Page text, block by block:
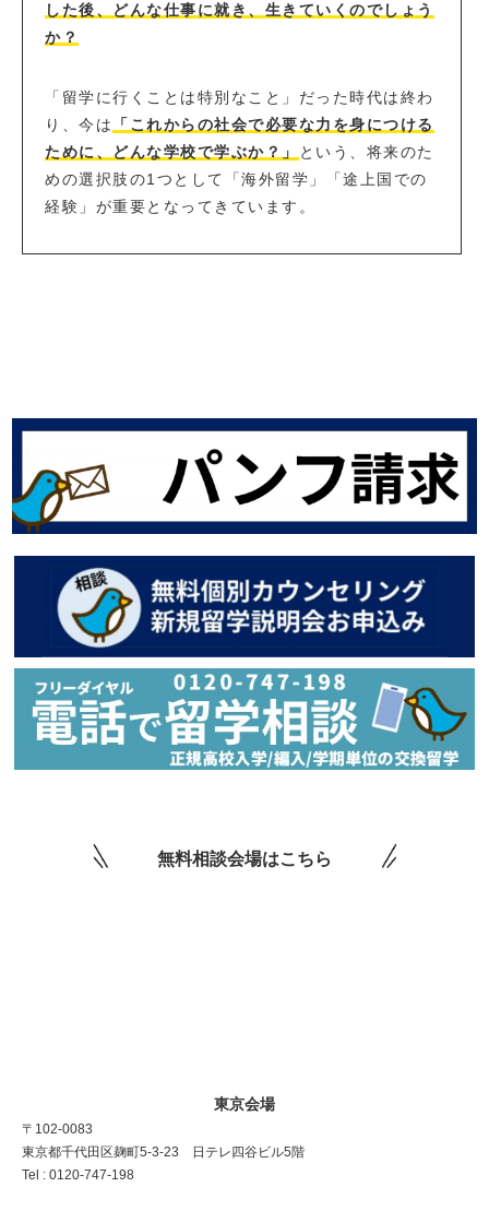
した後、どんな仕事に就き、生きていくのでしょう
か？
「留学に行くことは特別なこと」だった時代は終わ
り、今は
「これからの社会で必要な力を身につける
ために、どんな学校で学ぶか？」
という、将来のた
めの選択肢の1つとして「海外留学」「途上国での
経験」が重要となってきています。
無料相談会場はこちら
東京会場
〒102-0083
東京都千代田区麹町5-3-23 日テレ四谷ビル5階
Tel : 0120-747-198